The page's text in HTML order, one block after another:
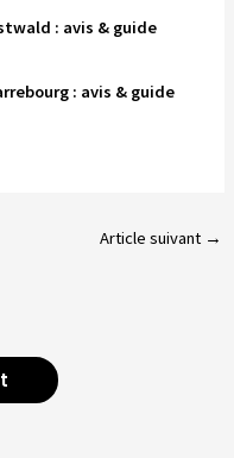
: avis & guide
: avis & guide
Article suivant →